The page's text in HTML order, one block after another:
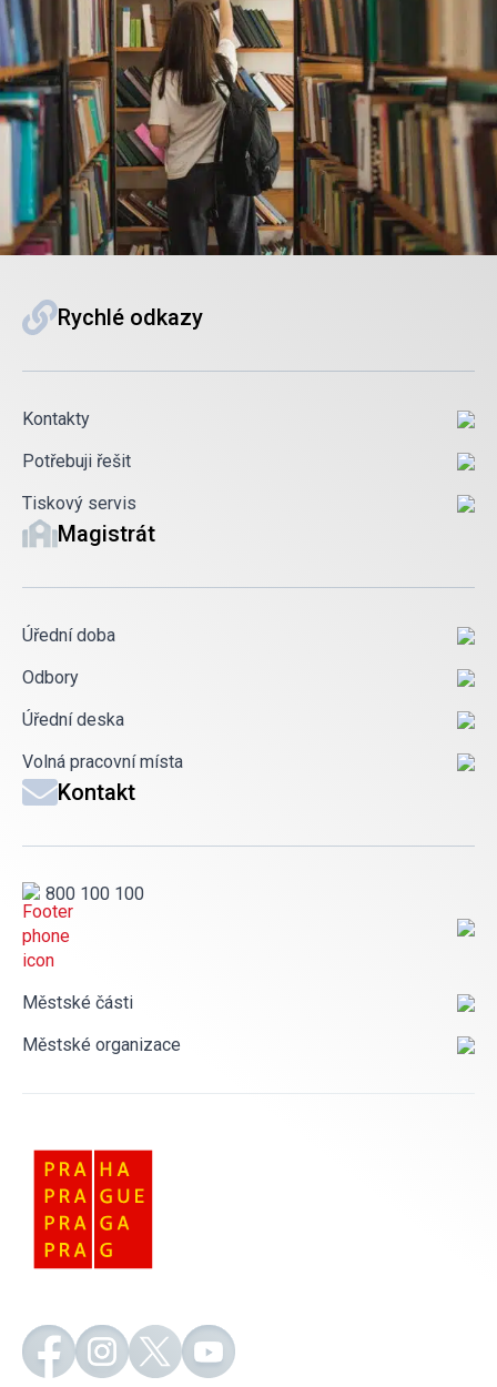
Rychlé odkazy
Kontakty
Potřebuji řešit
Tiskový servis
Magistrát
Úřední doba
Odbory
Úřední deska
Volná pracovní místa
Kontakt
800 100 100
Městské části
Městské organizace